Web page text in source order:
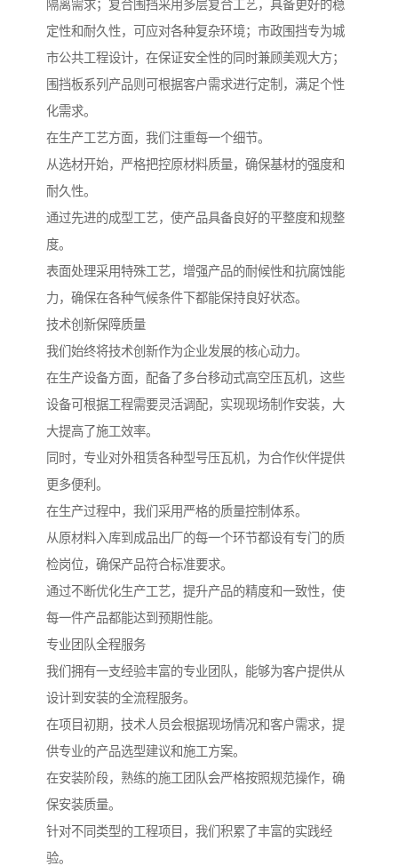
隔离需求；复合围挡采用多层复合工艺，具备更好的稳
定性和耐久性，可应对各种复杂环境；市政围挡专为城
市公共工程设计，在保证安全性的同时兼顾美观大方；
围挡板系列产品则可根据客户需求进行定制，满足个性
化需求。
在生产工艺方面，我们注重每一个细节。
从选材开始，严格把控原材料质量，确保基材的强度和
耐久性。
通过先进的成型工艺，使产品具备良好的平整度和规整
度。
表面处理采用特殊工艺，增强产品的耐候性和抗腐蚀能
力，确保在各种气候条件下都能保持良好状态。
技术创新保障质量
我们始终将技术创新作为企业发展的核心动力。
在生产设备方面，配备了多台移动式高空压瓦机，这些
设备可根据工程需要灵活调配，实现现场制作安装，大
大提高了施工效率。
同时，专业对外租赁各种型号压瓦机，为合作伙伴提供
更多便利。
在生产过程中，我们采用严格的质量控制体系。
从原材料入库到成品出厂的每一个环节都设有专门的质
检岗位，确保产品符合标准要求。
通过不断优化生产工艺，提升产品的精度和一致性，使
每一件产品都能达到预期性能。
专业团队全程服务
我们拥有一支经验丰富的专业团队，能够为客户提供从
设计到安装的全流程服务。
在项目初期，技术人员会根据现场情况和客户需求，提
供专业的产品选型建议和施工方案。
在安装阶段，熟练的施工团队会严格按照规范操作，确
保安装质量。
针对不同类型的工程项目，我们积累了丰富的实践经
验。